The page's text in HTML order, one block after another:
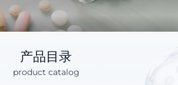
产品目录
product catalog